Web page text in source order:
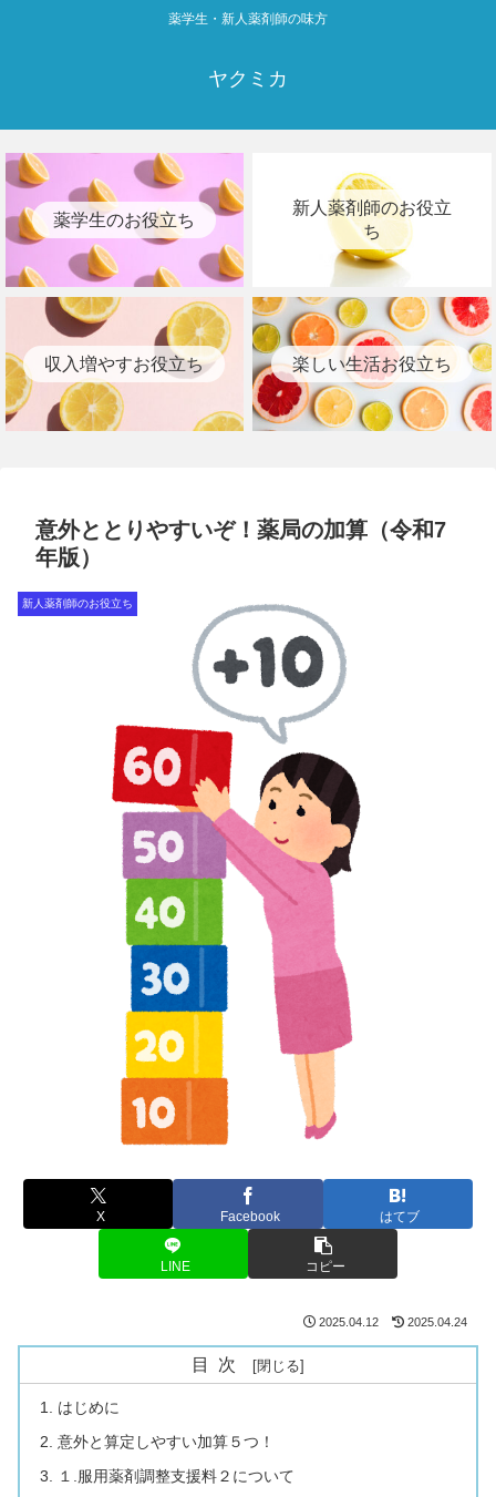
薬学生・新人薬剤師の味方
ヤクミカ
薬学生のお役立ち
新人薬剤師のお役立
ち
収入増やすお役立ち 楽しい生活お役立ち
意外ととりやすいぞ！薬局の加算（令和7
年版）
新人薬剤師のお役立ち
X Facebook はてブ
LINE コピー
2025.04.12 2025.04.24
目次
はじめに
意外と算定しやすい加算５つ！
１.服用薬剤調整支援料２について